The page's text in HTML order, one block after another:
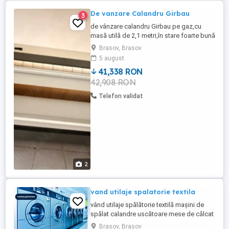
2
3 De vanzare Calandru Girbau
de vânzare calandru Girbau pe gaz,cu
masă utilă de 2,1 metri,în stare foarte bună
de funcționare. Se face proba la fața
locului. Mai multe detalii și utilaje la
telefon
Brasov, Brasov
5 august
41,338 RON
42,908 RON
Telefon validat
vand utilaje spalatorie textila
vând utilaje spălătorie textilă mașini de
spălat calandre uscătoare mese de călcat
Brasov, Brasov